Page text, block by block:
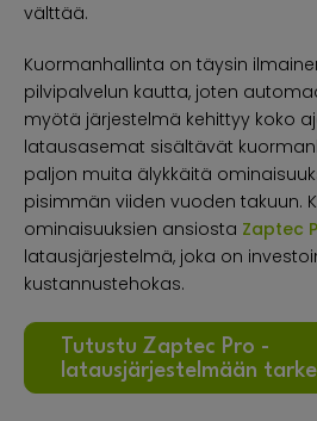
välttää.
Kuormanhallinta on täysin
pilvipalvelun kautta, joten
myötä järjestelmä kehittyy koko
latausasemat sisältävät
paljon muita älykkäitä
pisimmän viiden vuoden takuun.
ominaisuuksien ansiosta Zaptec
latausjärjestelmä, joka on
kustannustehokas.
Tutustu Zaptec Pro -
latausjärjestelmään